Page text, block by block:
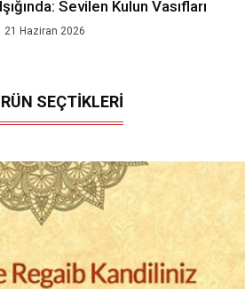
Sevilen Kulun Vasıfları
21 Haziran 2026
SEÇTİKLERİ